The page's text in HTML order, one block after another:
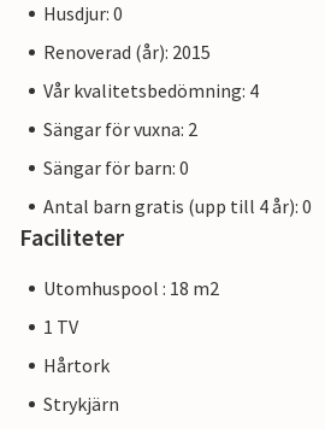
Husdjur: 0
Renoverad (år): 2015
Vår kvalitetsbedömning: 4
Sängar för vuxna: 2
Sängar för barn: 0
Antal barn gratis (upp till 4 år): 0
Faciliteter
Utomhuspool : 18 m2
1 TV
Hårtork
Strykjärn